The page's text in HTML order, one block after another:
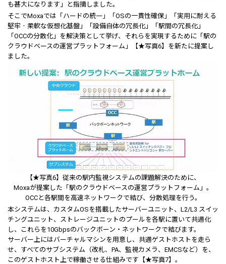
も甚大になります」と指摘しました。
そこでMoxaでは「ハードの統一」「OSの一貫性確保」「実用に耐える
堅牢・柔軟な仮想化基盤」「設備自体の冗長化」「駅間の冗長化」
「OCCの分散化」を解決策として挙げ、それらを実現するために「駅の
クラウドベースの運営プラットフォーム」【★写真6】を新たに提案し
ました。
【★写真6】従来の駅内監視システムの課題解決のために、
Moxaが提案した「駅のクラウドベースの運営プラットフォーム」。
OCCと各駅間を高速ネットワークで結び、分散処理を行う。
本システムは、カスタムOSを搭載したサーバーユニット、L2/L3 スイッ
チングユニット、ストレージユニットのプールを各駅に置いて共通化
し、これらを10Gbpsのバックボーン・ネットワークで結びます。
サーバー上にはバーチャルマシンを用意し、共通ゲストホストを走ら
せ、すべてのサブシステム（改札、PA、監視カメラ、EMCSなど）を、
このゲストホスト上で稼働させる仕組みです【★写真7】。